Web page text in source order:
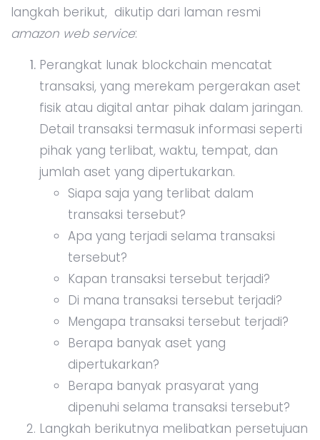
langkah berikut, dikutip dari laman resmi
amazon web service:
Perangkat lunak blockchain mencatat
transaksi, yang merekam pergerakan aset
fisik atau digital antar pihak dalam jaringan.
Detail transaksi termasuk informasi seperti
pihak yang terlibat, waktu, tempat, dan
jumlah aset yang dipertukarkan.
Siapa saja yang terlibat dalam
transaksi tersebut?
Apa yang terjadi selama transaksi
tersebut?
Kapan transaksi tersebut terjadi?
Di mana transaksi tersebut terjadi?
Mengapa transaksi tersebut terjadi?
Berapa banyak aset yang
dipertukarkan?
Berapa banyak prasyarat yang
dipenuhi selama transaksi tersebut?
Langkah berikutnya melibatkan persetujuan